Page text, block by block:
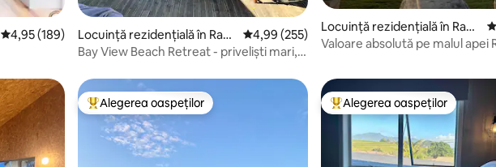
Scor mediu de 4,95 din 5, 189 recenzii
4,95 (189)
Locuință rezidențială în Ragl
an
Scor mediu de 4,99 din 5, 255 recenzii
4,99 (255)
Bay View Beach Retreat - priveliști mari,
Locuință rezidențială în Ragl
an
Valoare absolută pe malul apei
Locuință din topul categoriei Alegerea oaspeților
Alegerea oaspeților Locuință din topul categoriei
Alegerea oaspeților